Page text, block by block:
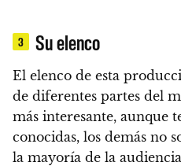
3 Su elenco
El elenco de esta
de diferentes partes del
más interesante, aunque
conocidas, los demás no
la mayoría de la